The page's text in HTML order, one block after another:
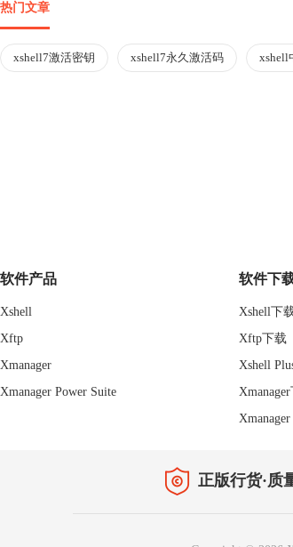
热门文章
xshell7激活密钥 xshell7永久激活码 xshell
软件产品
Xshell
Xftp
Xmanager
Xmanager Power Suite
软件下
Xshell下
Xftp下载
Xshell
正版行货·质